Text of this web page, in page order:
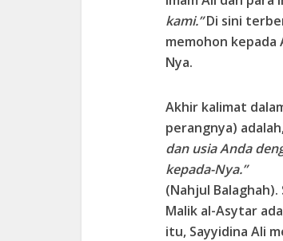
kami.”Di sini
memohon
Nya.
Akhir kalimat
perangnya)
dan usia Anda
kepada-Nya.”
(Nahjul
Malik al-Asytar
itu, Sayyidina Ali